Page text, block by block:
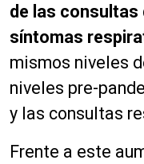
de las consultas
síntomas
mismos niveles
niveles pre-
y las consultas
Frente a este